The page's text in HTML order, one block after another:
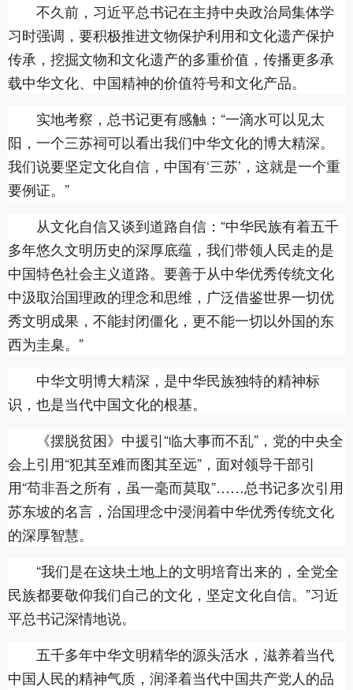
不久前，习近平总书记在主持中央政治局集体学
习时强调，要积极推进文物保护利用和文化遗产保护
传承，挖掘文物和文化遗产的多重价值，传播更多承
载中华文化、中国精神的价值符号和文化产品。
实地考察，总书记更有感触：“一滴水可以见太
阳，一个三苏祠可以看出我们中华文化的博大精深。
我们说要坚定文化自信，中国有‘三苏’，这就是一个重
要例证。”
从文化自信又谈到道路自信：“中华民族有着五千
多年悠久文明历史的深厚底蕴，我们带领人民走的是
中国特色社会主义道路。要善于从中华优秀传统文化
中汲取治国理政的理念和思维，广泛借鉴世界一切优
秀文明成果，不能封闭僵化，更不能一切以外国的东
西为圭臬。”
中华文明博大精深，是中华民族独特的精神标
识，也是当代中国文化的根基。
《摆脱贫困》中援引“临大事而不乱”，党的中央全
会上引用“犯其至难而图其至远”，面对领导干部引
用“苟非吾之所有，虽一毫而莫取”……总书记多次引用
苏东坡的名言，治国理念中浸润着中华优秀传统文化
的深厚智慧。
“我们是在这块土地上的文明培育出来的，全党全
民族都要敬仰我们自己的文化，坚定文化自信。”习近
平总书记深情地说。
五千多年中华文明精华的源头活水，滋养着当代
中国人民的精神气质，润泽着当代中国共产党人的品